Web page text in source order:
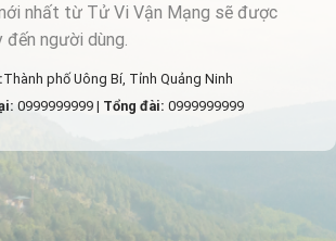
nhất từ Tử Vi Vận Mạng sẽ được
người dùng.
Thành phố Uông Bí, Tỉnh Quảng Ninh
0999999999 | Tổng đài: 0999999999